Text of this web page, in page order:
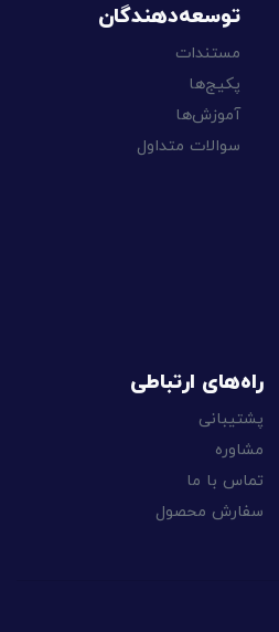
توسعه‌دهندگان
مستندات
پکیج‌ها
آموزش‌ها
سوالات متداول
راه‌های ارتباطی
پشتیبانی
مشاوره
تماس با ما
سفارش محصول